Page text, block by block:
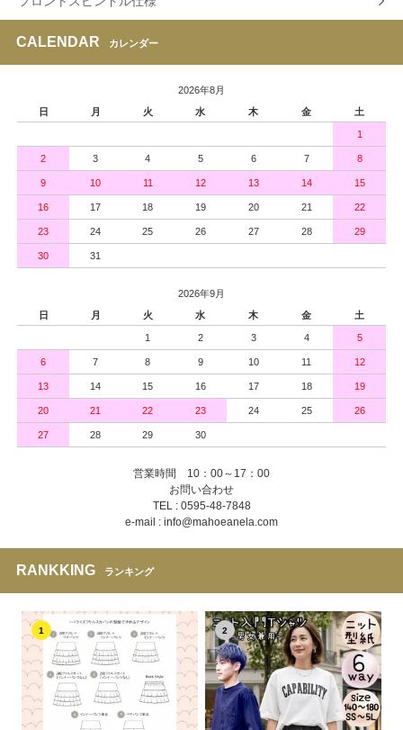
CALENDAR カレンダー
2026年8月
日
月 火 水 木 金 土
1
2 3 4 5 6 7 8
9 10 11 12 13 14 15
16 17 18 19 20 21 22
23 24 25 26 27 28 29
30 31
2026年9月
日
月 火 水 木 金 土
1 2 3 4 5
6 7 8 9 10 11 12
13 14 15 16 17 18 19
20 21 22 23 24 25 26
27 28 29 30
営業時間 10：00～17：00
お問い合わせ
TEL : 0595-48-7848
e-mail : info@mahoeanela.com
RANKKING ランキング
1 2